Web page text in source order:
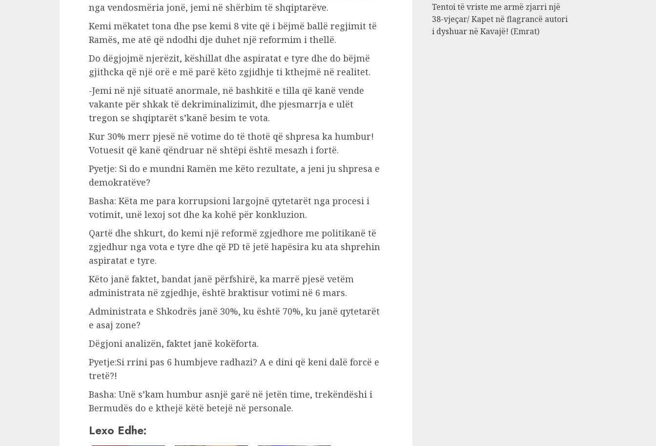
nga vendosmëria jonë, jemi në shërbim të shqiptarëve.
Kemi mëkatet tona dhe pse kemi 8 vite që i bëjmë ballë regjimit të
Ramës, me atë që ndodhi dje duhet një reformim i thellë.
Do dëgjojmë njerëzit, këshillat dhe aspiratat e tyre dhe do bëjmë
gjithcka që një orë e më parë këto zgjidhje ti kthejmë në realitet.
-Jemi në një situatë anormale, në bashkitë e tilla që kanë vende
vakante për shkak të dekriminalizimit, dhe pjesmarrja e ulët
tregon se shqiptarët s’kanë besim te vota.
Kur 30% merr pjesë në votime do të thotë që shpresa ka humbur!
Votuesit që kanë qëndruar në shtëpi është mesazh i fortë.
Pyetje: Si do e mundni Ramën me këto rezultate, a jeni ju shpresa e
demokratëve?
Basha: Këta me para korrupsioni largojnë qytetarët nga procesi i
votimit, unë lexoj sot dhe ka kohë për konkluzion.
Qartë dhe shkurt, do kemi një reformë zgjedhore me politikanë të
zgjedhur nga vota e tyre dhe që PD të jetë hapësira ku ata shprehin
aspiratat e tyre.
Këto janë faktet, bandat janë përfshirë, ka marrë pjesë vetëm
administrata në zgjedhje, është braktisur votimi në 6 mars.
Administrata e Shkodrës janë 30%, ku është 70%, ku janë qytetarët
e asaj zone?
Dëgjoni analizën, faktet janë kokëforta.
Pyetje:Si rrini pas 6 humbjeve radhazi? A e dini që keni dalë forcë e
tretë?!
Basha: Unë s’kam humbur asnjë garë në jetën time, trekëndëshi i
Bermudës do e kthejë këtë betejë në personale.
Lexo Edhe:
Tentoi të vriste me armë zjarri një
38-vjeçar/ Kapet në flagrancë autori
i dyshuar në Kavajë! (Emrat)